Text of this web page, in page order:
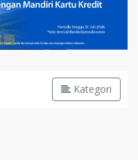
Kategori